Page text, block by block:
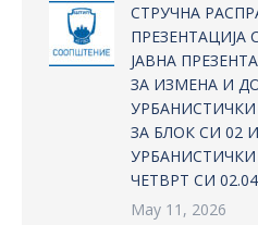
СТРУЧНА
ПРЕЗЕНТАЦИЈА
ЈАВНА
ЗА ИЗМЕНА И
ЗА БЛОК СИ 02
ЧЕТВРТ СИ
May 11, 2026